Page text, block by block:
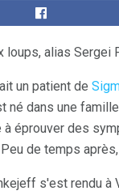
loups, alias
un patient de
né dans une
à éprouver des
de temps
s'est rendu